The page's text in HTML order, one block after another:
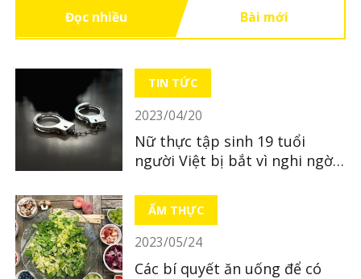
Đọc nhiều Bài mới
TIN TỨC
2023/04/20
Nữ thực tập sinh 19 tuổi
người Việt bị bắt vì nghi ngờ
ẨM THỰC
2023/05/24
Các bí quyết ăn uống để có